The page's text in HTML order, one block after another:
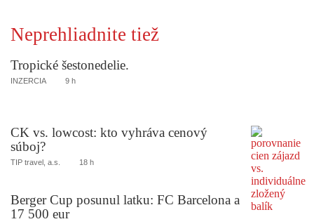
Neprehliadnite tiež
Tropické šestonedelie.
INZERCIA 9 h
CK vs. lowcost: kto vyhráva cenový
súboj?
TIP travel, a.s. 18 h
Berger Cup posunul latku: FC Barcelona a
17 500 eur